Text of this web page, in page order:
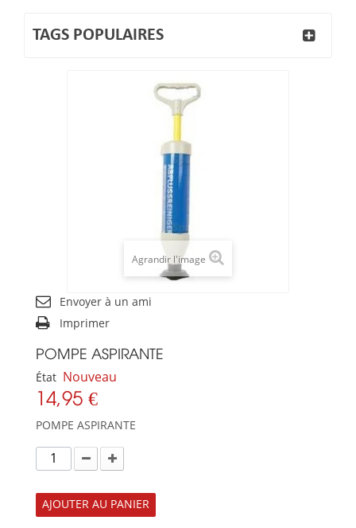
TAGS POPULAIRES
Agrandir l'image
Envoyer à un ami
Imprimer
POMPE ASPIRANTE
État Nouveau
14,95 €
POMPE ASPIRANTE
AJOUTER AU PANIER